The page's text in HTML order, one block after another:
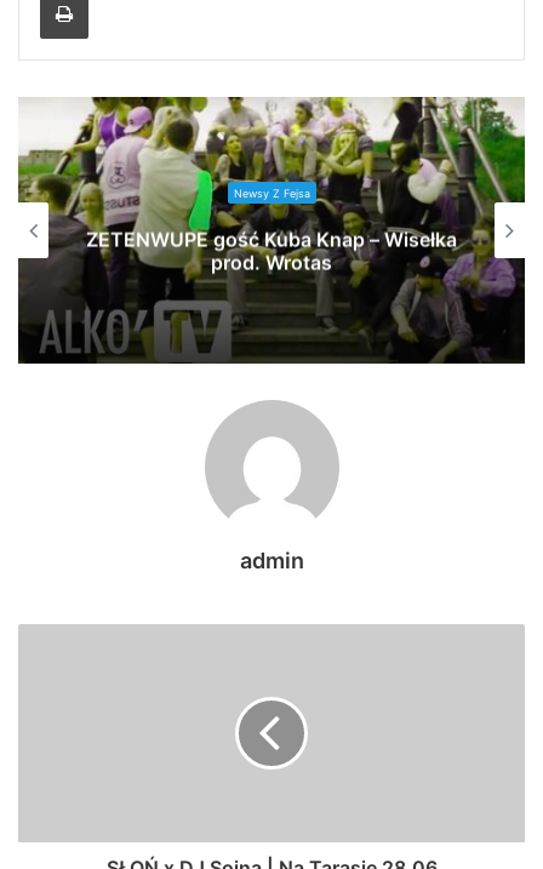
Newsy Z Fejsa
ZETENWUPE gość Kuba Knap – Wisełka
prod. Wrotas
admin